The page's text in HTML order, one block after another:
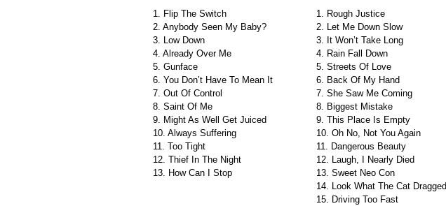
1. Flip The Switch
2. Anybody Seen My Baby?
3. Low Down
4. Already Over Me
5. Gunface
6. You Don’t Have To Mean It
7. Out Of Control
8. Saint Of Me
9. Might As Well Get Juiced
10. Always Suffering
11. Too Tight
12. Thief In The Night
13. How Can I Stop
1. Rough Justice
2. Let Me Down Slow
3. It Won’t Take Long
4. Rain Fall Down
5. Streets Of Love
6. Back Of My Hand
7. She Saw Me Coming
8. Biggest Mistake
9. This Place Is Empty
10. Oh No, Not You Again
11. Dangerous Beauty
12. Laugh, I Nearly Died
13. Sweet Neo Con
14. Look What The Cat
15. Driving Too Fast